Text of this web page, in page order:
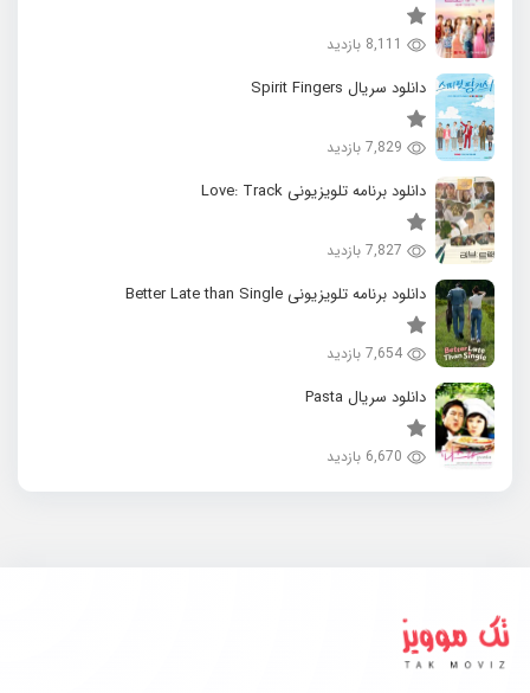
8,111 بازدید
دانلود سریال Spirit Fingers
7,829 بازدید
دانلود برنامه تلویزیونی Love: Track
7,827 بازدید
دانلود برنامه تلویزیونی Better Late than Single
7,654 بازدید
دانلود سریال Pasta
6,670 بازدید